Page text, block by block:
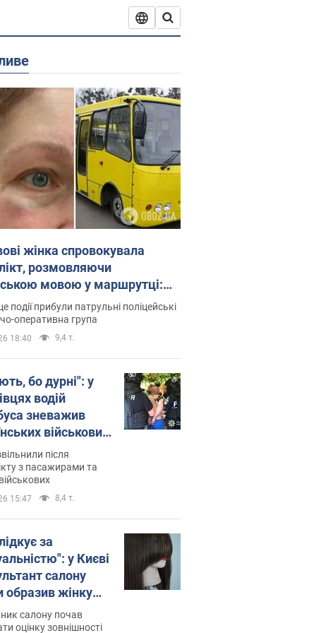
жінка спровокувала
розмовляючи
мовою у маршрутці:
склала адмінпротокол.
події прибули патрульні поліцейські
оперативна група
18:40 9,4 т.
бо дурні": у
водій
зневажив
військових
Відео
після
з пасажирами та
15:47 8,4 т.
за
у Києві
салону
образив жінку
скандал.
салону почав
оцінку зовнішності